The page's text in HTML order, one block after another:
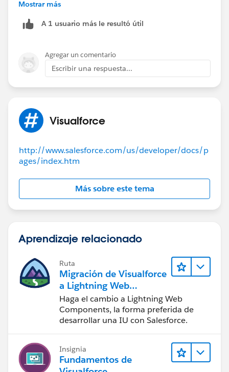
Mostrar más
A 1 usuario más le resultó útil
Agregar un comentario
Escribir una respuesta...
Visualforce
http://www.salesforce.com/us/developer/docs/p
ages/index.htm
Más sobre este tema
Aprendizaje relacionado
Ruta
Migración de Visualforce
a Lightning Web
Components
Haga el cambio a Lightning Web
Components, la forma preferida de
desarrollar una IU con Salesforce.
Insignia
Fundamentos de